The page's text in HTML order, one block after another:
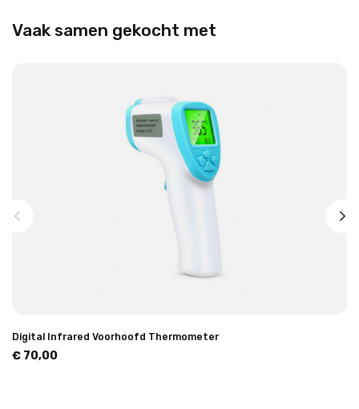
Vaak samen gekocht met
Digital Infrared Voorhoofd Thermometer
€ 70,00